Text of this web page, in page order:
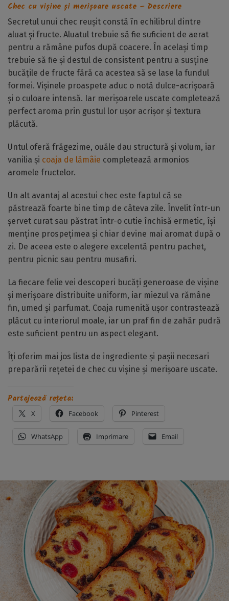
Chec cu vișine și merișoare uscate – Descriere
Secretul unui chec reușit constă în echilibrul dintre
aluat și fructe. Aluatul trebuie să fie suficient de aerat
pentru a rămâne pufos după coacere. În același timp
trebuie să fie și destul de consistent pentru a susține
bucățile de fructe fără ca acestea să se lase la fundul
formei. Vișinele proaspete aduc o notă dulce-acrișoară
și o culoare intensă. Iar merișoarele uscate completează
perfect aroma prin gustul lor ușor acrișor și textura
plăcută.
Untul oferă frăgezime, ouăle dau structură și volum, iar
vanilia și coaja de lămâie completează armonios
aromele fructelor.
Un alt avantaj al acestui chec este faptul că se
păstrează foarte bine timp de câteva zile. Învelit într-un
șervet curat sau păstrat într-o cutie închisă ermetic, își
menține prospețimea și chiar devine mai aromat după o
zi. De aceea este o alegere excelentă pentru pachet,
pentru picnic sau pentru musafiri.
La fiecare felie vei descoperi bucăți generoase de vișine
și merișoare distribuite uniform, iar miezul va rămâne
fin, umed și parfumat. Coaja rumenită ușor contrastează
plăcut cu interiorul moale, iar un praf fin de zahăr pudră
este suficient pentru un aspect elegant.
Îți oferim mai jos lista de ingrediente și pașii necesari
preparării rețetei de chec cu vișine și merișoare uscate.
Partajează rețeta:
X Facebook Pinterest
WhatsApp Imprimare Email